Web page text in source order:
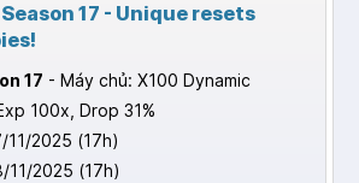
17 - Unique resets
17 - Máy chủ: X100 Dynamic
100x, Drop 31%
11/2025 (17h)
11/2025 (17h)